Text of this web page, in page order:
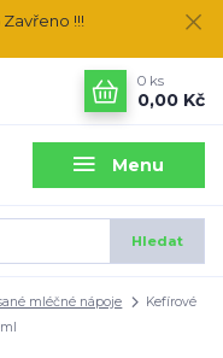
!!!
Menu
Hledat
0 ks
0,00 Kč
mléčné nápoje
Kefírové